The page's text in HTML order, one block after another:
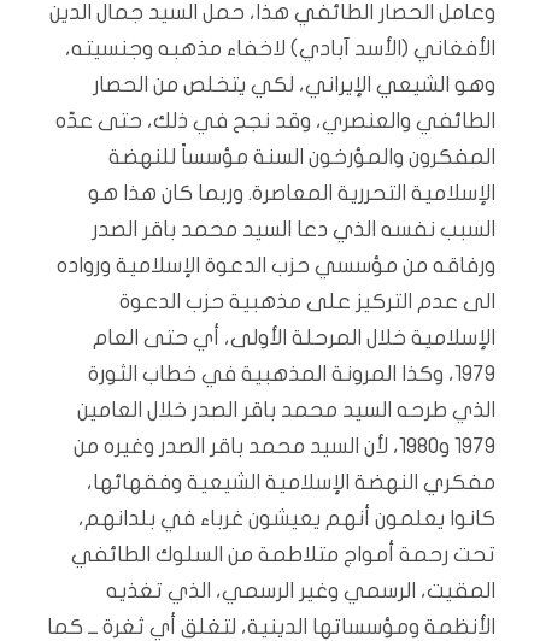
وعامل الحصار الطائفي هذا، حمل السيد جمال الدين
الأفغاني (الأسد آبادي) لاخفاء مذهبه وجنسيته،
وهو الشيعي الإيراني، لكي يتخلص من الحصار
الطائفي والعنصري، وقد نجح في ذلك، حتى عدّه
المفكرون والمؤرخون السنة مؤسساً للنهضة
الإسلامية التحررية المعاصرة. وربما كان هذا هو
السبب نفسه الذي دعا السيد محمد باقر الصدر
ورفاقه من مؤسسي حزب الدعوة الإسلامية ورواده
الى عدم التركيز على مذهبية حزب الدعوة
الإسلامية خلال المرحلة الأولى، أي حتى العام
1979، وكذا المرونة المذهبية في خطاب الثورة
الذي طرحه السيد محمد باقر الصدر خلال العامين
1979 و1980، لأن السيد محمد باقر الصدر وغيره من
مفكري النهضة الإسلامية الشيعية وفقهائها،
كانوا يعلمون أنهم يعيشون غرباء في بلدانهم،
تحت رحمة أمواج متلاطمة من السلوك الطائفي
المقيت، الرسمي وغير الرسمي، الذي تغذيه
الأنظمة ومؤسساتها الدينية، لتغلق أي ثغرة ــ كما